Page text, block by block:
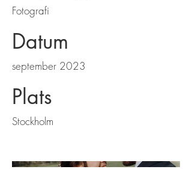
Fotografi
Datum
september 2023
Plats
Stockholm